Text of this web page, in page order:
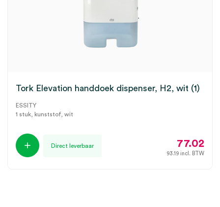
Tork Elevation handdoek dispenser, H2, wit (1)
ESSITY
1 stuk, kunststof, wit
Direct leverbaar 77.02
93.19 incl. BTW